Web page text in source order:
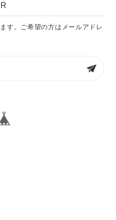
す。ご希望の方はメールアドレ